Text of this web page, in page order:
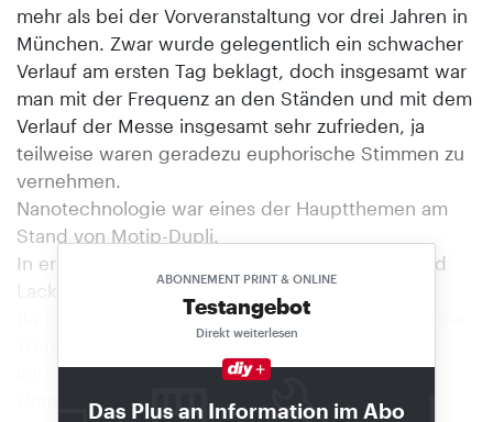
Das Plus an Information im Abo
ABONNEMENT PRINT & ONLINE
Testangebot
Direkt weiterlesen
mehr als bei der Vorveranstaltung vor drei Jahren in
München. Zwar wurde gelegentlich ein schwacher
Verlauf am ersten Tag beklagt, doch insgesamt war
man mit der Frequenz an den Ständen und mit dem
Verlauf der Messe insgesamt sehr zufrieden, ja
teilweise waren geradezu euphorische Stimmen zu
vernehmen.
Nanotechnologie war eines der Hauptthemen am
Stand von Motip-Dupli.
In erster Linie richtet sich die Farbe an Maler und
Lackierer. Doch auch die Einkäufer aus den
Baumärkten nutzen dort die Gelegenheit, sich über
Trends in den gezeigten Produktsegmenten zu
informieren. Grund genug für die ausstellenden
Unternehmen auch Personal auf die Messe zu